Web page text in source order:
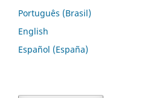
Português (Brasil)
English
Español (España)